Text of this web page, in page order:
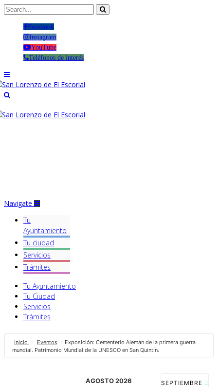
Facebook
Instagram
YouTube
Teléfonos de interés
Navigate
Tu
Ayuntamiento
Tu ciudad
Servicios
Trámites
Tu Ayuntamiento
Tu Ciudad
Servicios
Trámites
Inicio Eventos
Exposición: Cementerio Alemán de la primera guerra
mundial. Patrimonio Mundial de la UNESCO en San Quintín.
AGOSTO 2026 SEPTIEMBRE